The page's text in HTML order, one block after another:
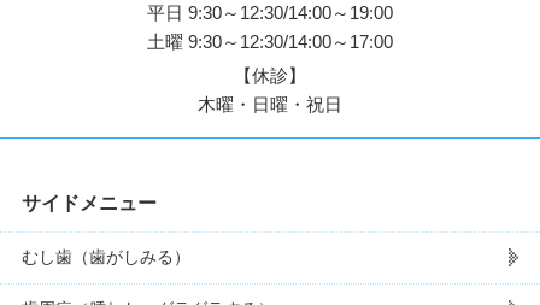
平日 9:30～12:30/14:00～19:00
土曜 9:30～12:30/14:00～17:00
【休診】
木曜・日曜・祝日
サイドメニュー
むし歯（歯がしみる）